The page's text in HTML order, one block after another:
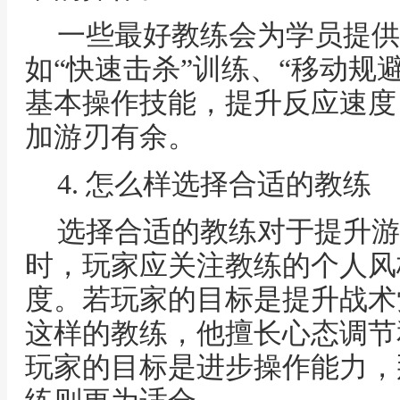
一些最好教练会为学员提
如“快速击杀”训练、“移动规
基本操作技能，提升反应速
加游刃有余。
4. 怎么样选择合适的教练
选择合适的教练对于提升
时，玩家应关注教练的个人
度。若玩家的目标是提升战
这样的教练，他擅长心态调
玩家的目标是进步操作能力